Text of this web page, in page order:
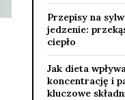
Przepisy na
jedzenie:
ciepło
Jak dieta
koncentrację i
kluczowe